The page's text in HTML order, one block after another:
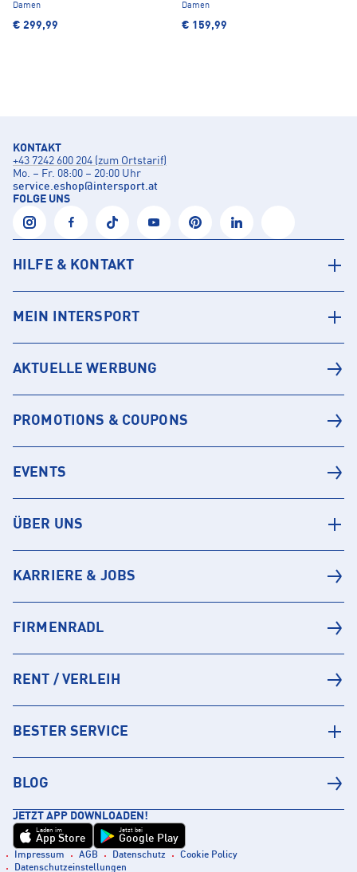
Damen
€ 299,99
Damen
€ 159,99
KONTAKT
+43 7242 600 204 (zum Ortstarif)
Mo. – Fr. 08:00 – 20:00 Uhr
service.eshop@intersport.at
FOLGE UNS
HILFE & KONTAKT
MEIN INTERSPORT
AKTUELLE WERBUNG
PROMOTIONS & COUPONS
EVENTS
ÜBER UNS
KARRIERE & JOBS
FIRMENRADL
RENT / VERLEIH
BESTER SERVICE
BLOG
JETZT APP DOWNLOADEN!
Laden im
App Store
Jetzt bei
Google Play
Impressum AGB Datenschutz
Cookie Policy
Datenschutzeinstellungen